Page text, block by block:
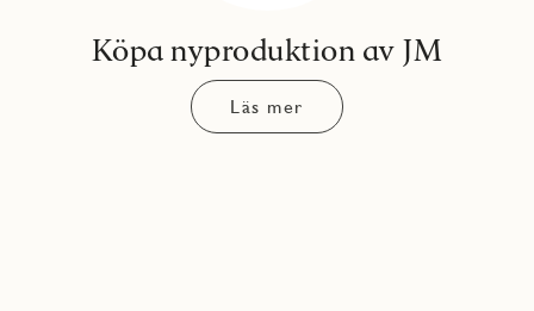
Köpa nyproduktion av JM
Läs mer